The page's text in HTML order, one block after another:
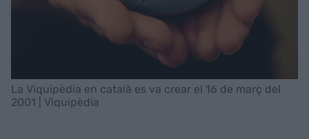
La Viquipèdia en català es va crear el 16 de març del
2001 | Viquipèdia